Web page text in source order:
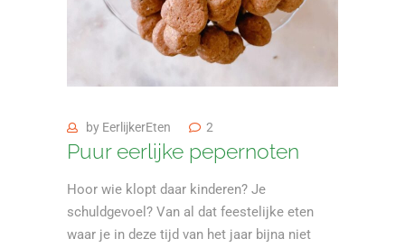
by EerlijkerEten 2
Puur eerlijke pepernoten
Hoor wie klopt daar kinderen? Je
schuldgevoel? Van al dat feestelijke eten
waar je in deze tijd van het jaar bijna niet